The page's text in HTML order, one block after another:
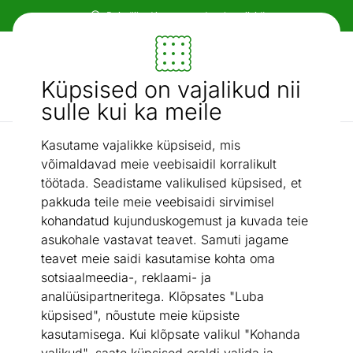
Küpsised on vajalikud nii
sulle kui ka meile
Kasutame vajalikke küpsiseid, mis
võimaldavad meie veebisaidil korralikult
töötada. Seadistame valikulised küpsised, et
pakkuda teile meie veebisaidi sirvimisel
kohandatud kujunduskogemust ja kuvada teie
asukohale vastavat teavet. Samuti jagame
teavet meie saidi kasutamise kohta oma
sotsiaalmeedia-, reklaami- ja
analüüsipartneritega. Klõpsates "Luba
küpsised", nõustute meie küpsiste
kasutamisega. Kui klõpsate valikul "Kohanda
Paindlikud ja mugavad makseviisid!
Mööbel ja sisustus - ON24
Otsi...
AI otsing
Küpsetus- ja koogivormid / Koogivorm Tradition Ø 24 cm